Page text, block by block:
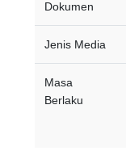
Dokumen
Jenis Media
Masa
Berlaku